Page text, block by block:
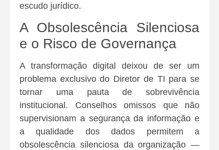
escudo jurídico.
A Obsolescência Silenciosa
e o Risco de Governança
A transformação digital deixou de ser um
problema exclusivo do Diretor de TI para se
tornar uma pauta de sobrevivência
institucional. Conselhos omissos que não
supervisionam a segurança da informação e
a qualidade dos dados permitem a
obsolescência silenciosa da organização —